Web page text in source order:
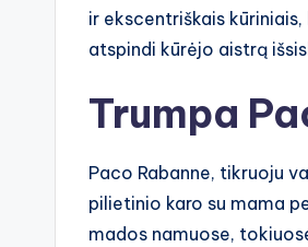
ir ekscentriškais
atspindi kūrėjo aistrą
Trumpa
Paco Rabanne, tikruoju
pilietinio karo su mama
mados namuose,